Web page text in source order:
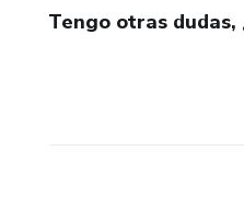
Tengo otras